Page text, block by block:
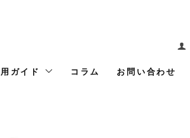
ガイド コラム お問い合わせ